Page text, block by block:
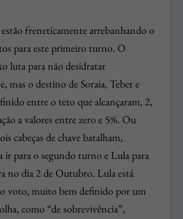
freneticamente arrebanhando o
para este primeiro turno. O
luta para não desidratar
mas o destino de Soraia, Tebet e
entre o teto que alcançaram, 2,
a valores entre zero e 5%. Ou
cabeças de chave batalham,
ir para o segundo turno e Lula para
no dia 2 de Outubro. Lula está
o voto, muito bem definido por um
como “de sobrevivência”,